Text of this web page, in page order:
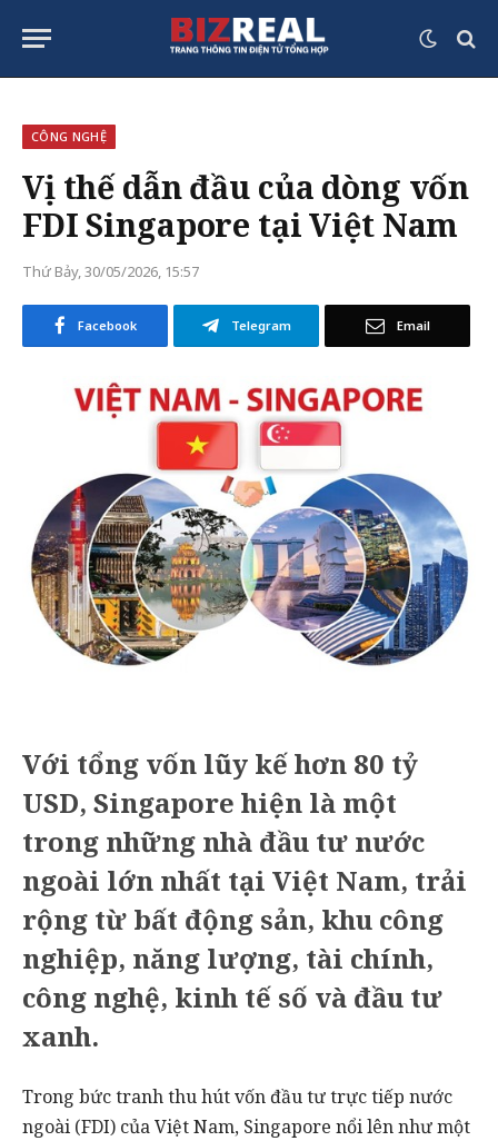
CÔNG NGHỆ
Vị thế dẫn đầu của dòng vốn
FDI Singapore tại Việt Nam
Thứ Bảy, 30/05/2026, 15:57
Facebook Telegram Email
Với tổng vốn lũy kế hơn 80 tỷ
USD, Singapore hiện là một
trong những nhà đầu tư nước
ngoài lớn nhất tại Việt Nam, trải
rộng từ bất động sản, khu công
nghiệp, năng lượng, tài chính,
công nghệ, kinh tế số và đầu tư
xanh.
Trong bức tranh thu hút vốn đầu tư trực tiếp nước
ngoài (FDI) của Việt Nam, Singapore nổi lên như một